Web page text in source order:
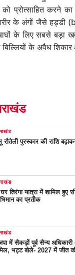
प्रोत्साहित करने
के अंगों जैसे हड्डी
के लिए सबसे बड़ा
के अवैध शिकार
रौतेली पुरस्कार की राशि
तिरंगा यात्रा में शामिल हुए
का प्रतीक
में सैकड़ों पूर्व सैन्य
भट्ट बोले- 2027 में जीत की